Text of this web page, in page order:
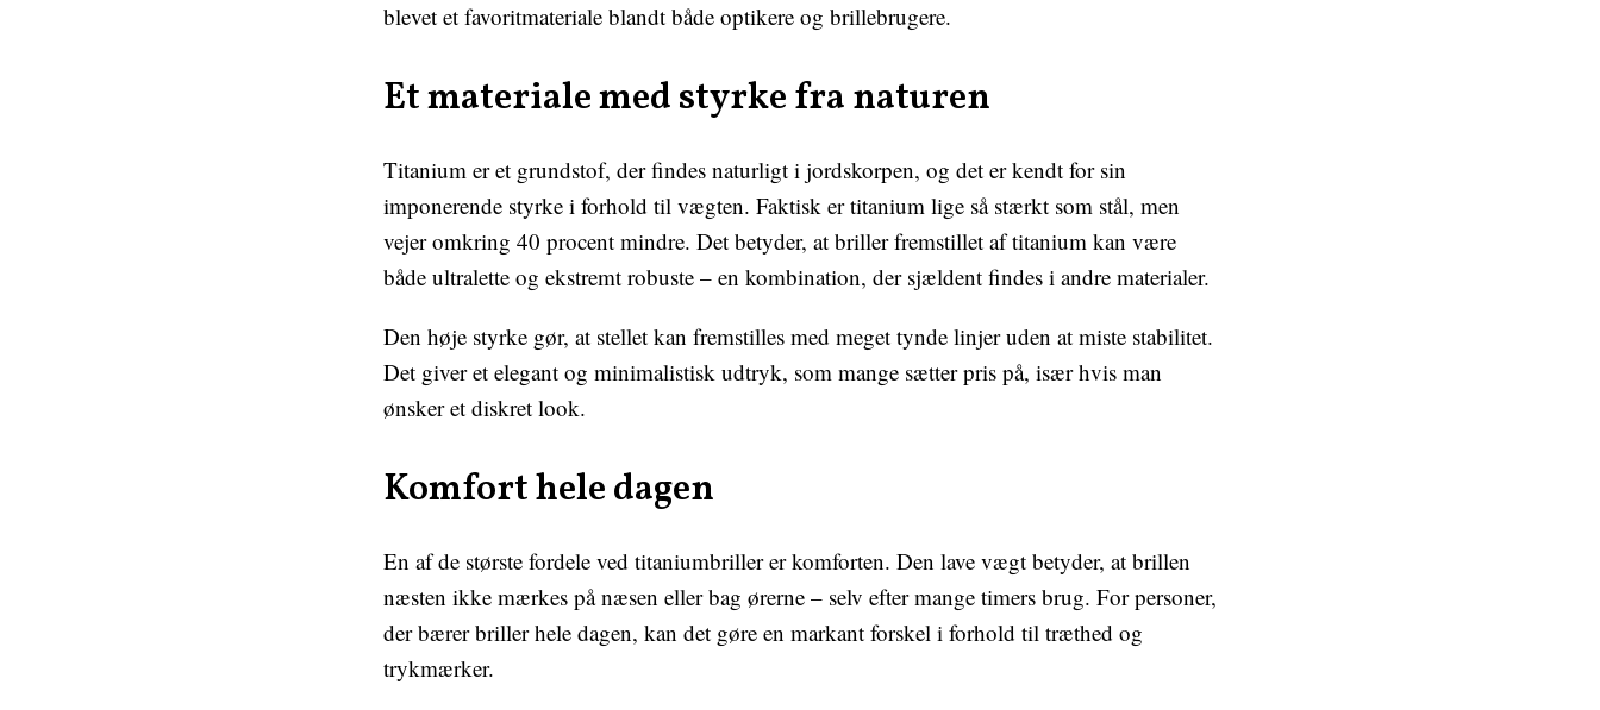
blevet et favoritmateriale blandt både optikere og brillebrugere.
Et materiale med styrke fra naturen
Titanium er et grundstof, der findes naturligt i jordskorpen, og det er kendt for sin
imponerende styrke i forhold til vægten. Faktisk er titanium lige så stærkt som stål, men
vejer omkring 40 procent mindre. Det betyder, at briller fremstillet af titanium kan være
både ultralette og ekstremt robuste – en kombination, der sjældent findes i andre materialer.
Den høje styrke gør, at stellet kan fremstilles med meget tynde linjer uden at miste stabilitet.
Det giver et elegant og minimalistisk udtryk, som mange sætter pris på, især hvis man
ønsker et diskret look.
Komfort hele dagen
En af de største fordele ved titaniumbriller er komforten. Den lave vægt betyder, at brillen
næsten ikke mærkes på næsen eller bag ørerne – selv efter mange timers brug. For personer,
der bærer briller hele dagen, kan det gøre en markant forskel i forhold til træthed og
trykmærker.